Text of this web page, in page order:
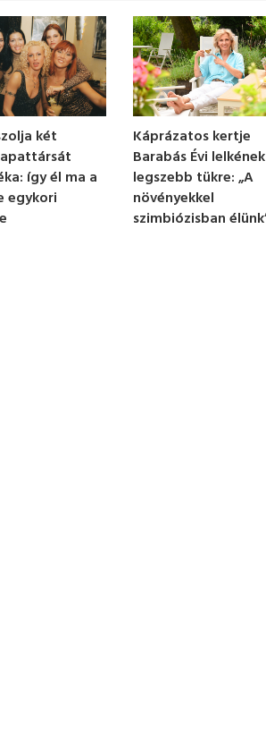
n
d
s
o
f
1
m
i
t
e
két
így él ma a
egykori
Káprázatos kertje
Barabás Évi lelkének
legszebb tükre: „A
növényekkel
szimbiózisban